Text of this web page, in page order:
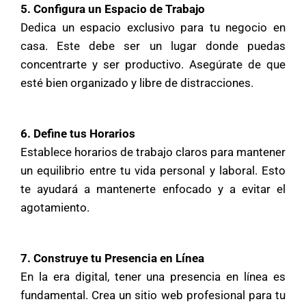
5. Configura un Espacio de Trabajo
Dedica un espacio exclusivo para tu negocio en
casa. Este debe ser un lugar donde puedas
concentrarte y ser productivo. Asegúrate de que
esté bien organizado y libre de distracciones.
6. Define tus Horarios
Establece horarios de trabajo claros para mantener
un equilibrio entre tu vida personal y laboral. Esto
te ayudará a mantenerte enfocado y a evitar el
agotamiento.
7. Construye tu Presencia en Línea
En la era digital, tener una presencia en línea es
fundamental. Crea un sitio web profesional para tu